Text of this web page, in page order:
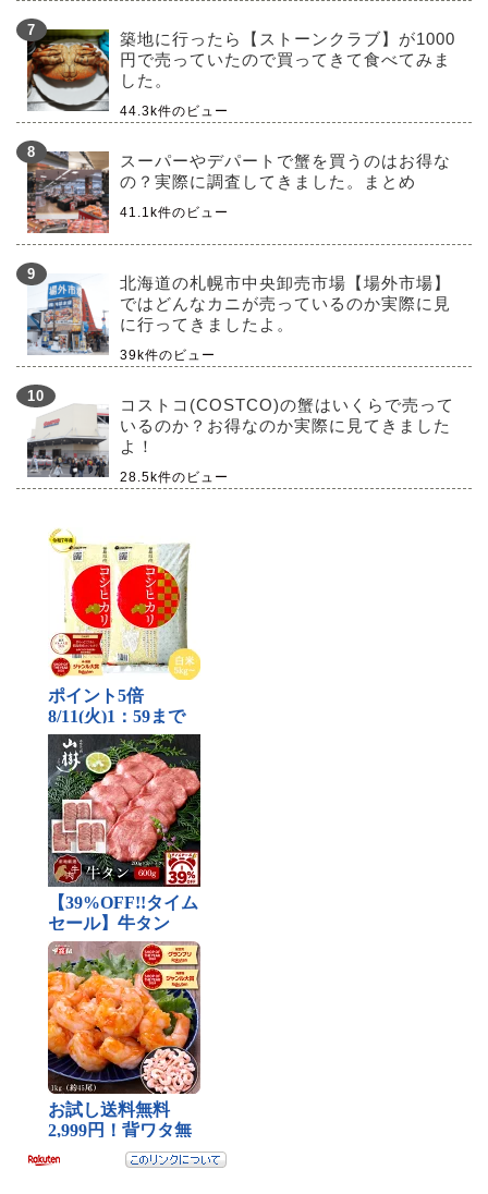
築地に行ったら【ストーンクラブ】が1000
円で売っていたので買ってきて食べてみま
した。
44.3k件のビュー
スーパーやデパートで蟹を買うのはお得な
の？実際に調査してきました。まとめ
41.1k件のビュー
北海道の札幌市中央卸売市場【場外市場】
ではどんなカニが売っているのか実際に見
に行ってきましたよ。
39k件のビュー
コストコ(COSTCO)の蟹はいくらで売って
いるのか？お得なのか実際に見てきました
よ！
28.5k件のビュー